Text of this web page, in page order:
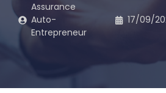
Assurance
Auto-
Entrepreneur
17/09/